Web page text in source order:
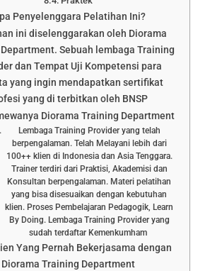
Penyelenggara Pelatihan Ini?
ini diselenggarakan oleh Diorama
Sebuah lembaga Training
dan Tempat Uji Kompetensi para
yang ingin mendapatkan sertifikat
yang di terbitkan oleh BNSP
Diorama Training Department
Lembaga Training Provider yang telah
berpengalaman. Telah Melayani lebih dari
100++ klien di Indonesia dan Asia Tenggara.
Trainer terdiri dari Praktisi, Akademisi dan
Konsultan berpengalaman. Materi pelatihan
yang bisa disesuaikan dengan kebutuhan
klien. Proses Pembelajaran Pedagogik, Learn
By Doing. Lembaga Training Provider yang
sudah terdaftar Kemenkumham
Yang Pernah Bekerjasama dengan
Diorama Training Department